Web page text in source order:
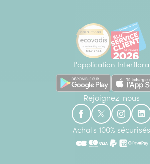
L'application Interflora
Rejoignez-nous
Achats 100% sécurisés